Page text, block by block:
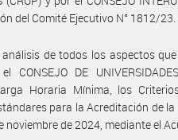
del Comité Ejecutivo N° 1812/23.
de todos los aspectos
CONSEJO DE
Horaria Mínima, los
para la Acreditación de
noviembre de 2024, mediante el